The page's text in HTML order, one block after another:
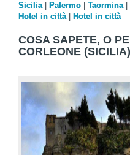
Sicilia
Palermo Taormina
Hotel in città
Hotel in città
COSA SAPETE, O
CORLEONE